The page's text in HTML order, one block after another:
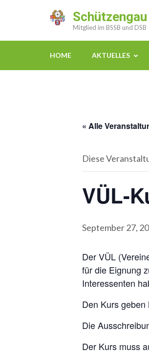
Mitglied im BSSB und DSB
HOME AKTUELLES
« Alle
Diese
VÜL-
September 27,
Der VÜL
für die Eignung
Interessenten
Den Kurs
Die
Der Kurs muss